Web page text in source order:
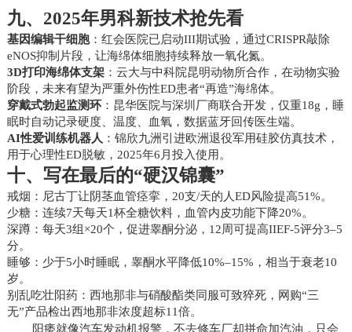
九、2025年男科新技术抢先看
基因编辑干细胞：红会医院已启动III期试验，通过CRISPR敲除
eNOS抑制片段，让海绵体细胞持续释放一氧化氮。
3D打印海绵体支架：云大与中科院昆明动物所合作，在动物实验
阶段，未来有望为严重外伤性ED患者“再造”海绵体。
穿戴式勃起监测环：昆华医院与深圳厂商联合开发，仅重18g，睡
眠时自动记录硬度、温度、血氧，数据蓝牙回传医生端。
AI性爱训练机器人 ：锦欣九洲引进欧洲退役军用硅胶仿真技术，
用于心理性ED脱敏，2025年6月投入使用。
十、写在最后的“硬汉锦囊”
戒烟：尼古丁让阴茎血管痉挛，20支/天的人ED风险提高51%。
少糖：连续7天每天1杯全糖饮料，血管内皮功能下降20%。
深蹲：每天3组×20个，促进睾酮分泌，12周可提高IIEF-5评分3–5
分。
睡够：少于5小时睡眠，睾酮水平降低10%–15%，相当于衰老10
岁。
别乱吃壮阳药：西地那非与硝酸酯类同服可致猝死，网购“三
无”产品检出西地那非浓度超标11倍。
阳痿就像汽车发动机报警，不去修车厂却拼命加汽油，只会